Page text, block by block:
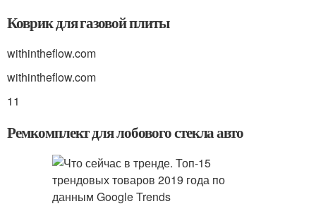
Коврик для газовой плиты
withintheflow.com
withintheflow.com
11
Ремкомплект для лобового стекла авто